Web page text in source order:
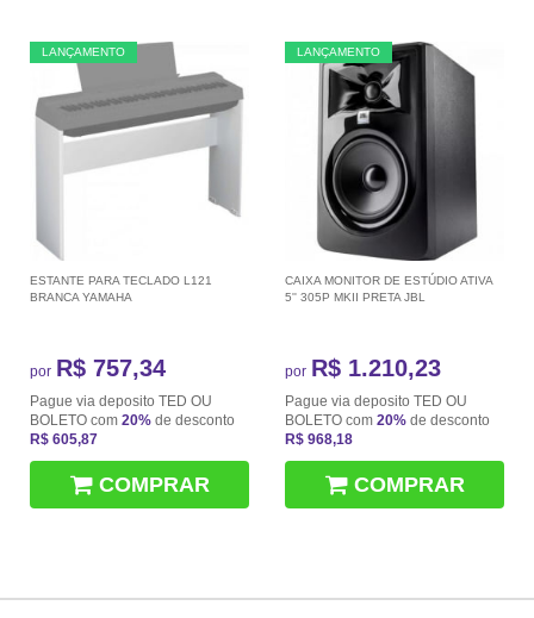
LANÇAMENTO
ESTANTE PARA TECLADO L121
BRANCA YAMAHA
por R$ 757,34
Pague via deposito TED OU
BOLETO com 20% de desconto
R$ 605,87
COMPRAR
LANÇAMENTO
CAIXA MONITOR DE ESTÚDIO ATIVA
5'' 305P MKII PRETA JBL
por R$ 1.210,23
Pague via deposito TED OU
BOLETO com 20% de desconto
R$ 968,18
COMPRAR